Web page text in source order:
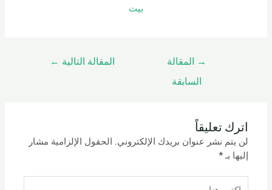
بيت
→
المقالة
السابقة
المقالة التالية ←
اترك تعليقاً
لن يتم نشر عنوان بريدك الإلكتروني. الحقول الإلزامية مشار
إليها بـ*